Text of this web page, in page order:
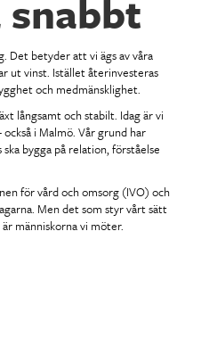
Det betyder att vi ägs av våra
ut vinst. Istället återinvesteras
och medmänsklighet.
långsamt och stabilt. Idag är vi
i Malmö. Vår grund har
bygga på relation, förståelse
för vård och omsorg (IVO) och
Men det som styr vårt sätt
människorna vi möter.